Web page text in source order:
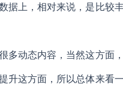
据上，相对来说，是比较
多动态内容，当然这方面
升这方面，所以总体来看